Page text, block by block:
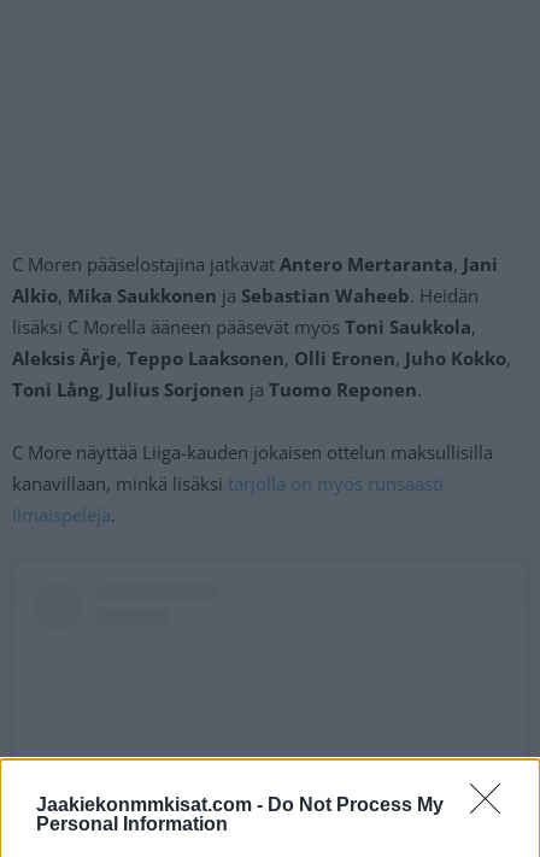
Jaakiekonmmkisat.com - Do Not Process My
Personal Information
C Moren pääselostajina jatkavat Antero Mertaranta, Jani
Alkio, Mika Saukkonen ja Sebastian Waheeb. Heidän
lisäksi C Morella ääneen pääsevät myös Toni Saukkola,
Aleksis Ärje, Teppo Laaksonen, Olli Eronen, Juho Kokko,
Toni Lång, Julius Sorjonen ja Tuomo Reponen.
C More näyttää Liiga-kauden jokaisen ottelun maksullisilla
kanavillaan, minkä lisäksi tarjolla on myös runsaasti
ilmaispelejä.